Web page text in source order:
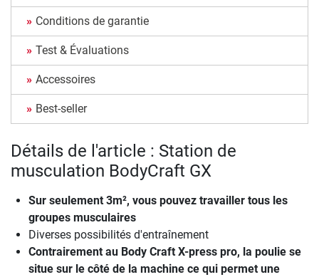
Conditions de garantie
Test & Évaluations
Accessoires
Best-seller
Détails de l'article : Station de
musculation BodyCraft GX
Sur seulement 3m², vous pouvez travailler tous les
groupes musculaires
Diverses possibilités d'entraînement
Contrairement au Body Craft X-press pro, la poulie se
situe sur le côté de la machine ce qui permet une